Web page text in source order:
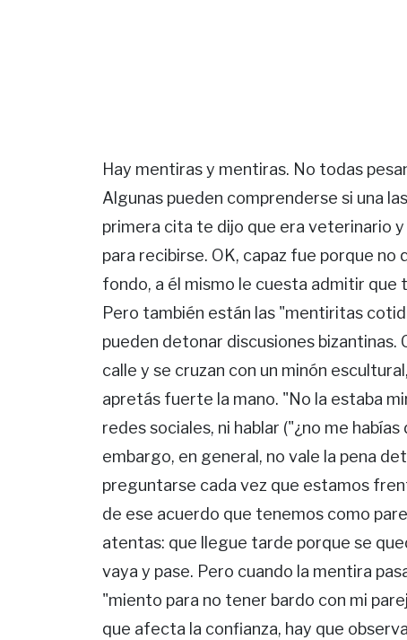
Hay mentiras y mentiras. No todas
Algunas pueden comprenderse si una
primera cita te dijo que era veterinario
para recibirse. OK, capaz fue porque no
fondo, a él mismo le cuesta admitir que
Pero también están las "mentiritas
pueden detonar discusiones bizantinas.
calle y se cruzan con un minón
apretás fuerte la mano. "No la estaba
redes sociales, ni hablar ("¿no me
embargo, en general, no vale la pena
preguntarse cada vez que estamos
de ese acuerdo que tenemos como
atentas: que llegue tarde porque se
vaya y pase. Pero cuando la mentira
"miento para no tener bardo con mi
que afecta la confianza, hay que